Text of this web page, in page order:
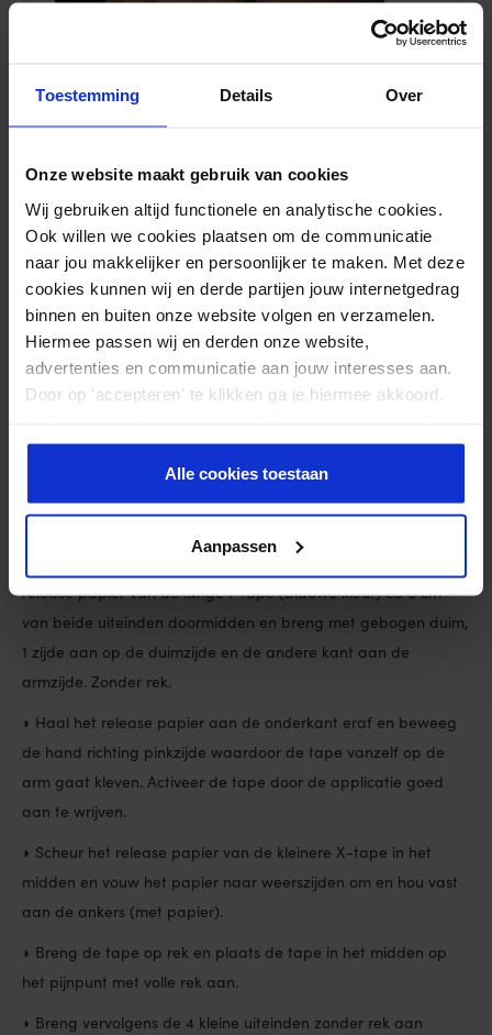
Toestemming Details Over
Onze website maakt gebruik van cookies
Wij gebruiken altijd functionele en analytische cookies.
Ook willen we cookies plaatsen om de communicatie
naar jou makkelijker en persoonlijker te maken. Met deze
cookies kunnen wij en derde partijen jouw internetgedrag
binnen en buiten onze website volgen en verzamelen.
Hiermee passen wij en derden onze website,
advertenties en communicatie aan jouw interesses aan.
Door op 'accepteren' te klikken ga je hiermee akkoord.
er meer over in onsprivacy beleid.
Alle cookies toestaan
Aanpassen
Stap 5:
release papier van de lange I-tape (blauwe kleur) ca 5 cm
van beide uiteinden doormidden en breng met gebogen duim,
1 zijde aan op de duimzijde en de andere kant aan de
armzijde. Zonder rek.
◗ Haal het release papier aan de onderkant eraf en beweeg
de hand richting pinkzijde waardoor de tape vanzelf op de
arm gaat kleven. Activeer de tape door de applicatie goed
aan te wrijven.
◗ Scheur het release papier van de kleinere X-tape in het
midden en vouw het papier naar weerszijden om en hou vast
aan de ankers (met papier).
◗ Breng de tape op rek en plaats de tape in het midden op
het pijnpunt met volle rek aan.
◗ Breng vervolgens de 4 kleine uiteinden zonder rek aan